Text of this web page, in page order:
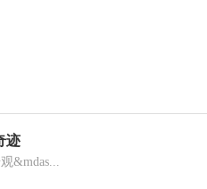
迹
&mdas...